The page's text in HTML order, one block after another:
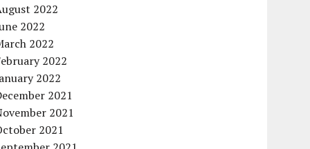
2022
2022
2022
2022
2022
2021
2021
2021